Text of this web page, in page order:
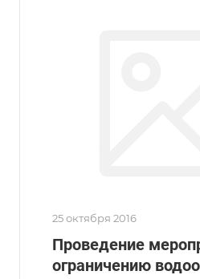
25 октября 2016
Проведение
ограничению